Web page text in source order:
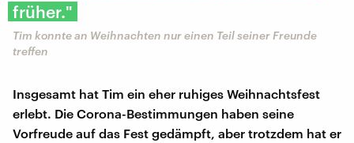
früher."
Tim konnte an Weihnachten nur einen Teil seiner Freunde
treffen
Insgesamt hat Tim ein eher ruhiges Weihnachtsfest
erlebt. Die Corona-Bestimmungen haben seine
Vorfreude auf das Fest gedämpft, aber trotzdem hat er